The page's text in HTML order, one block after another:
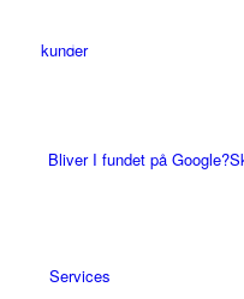
Services
kunder gennem en
hjemmeside, der
Bliver I fundet på Google?